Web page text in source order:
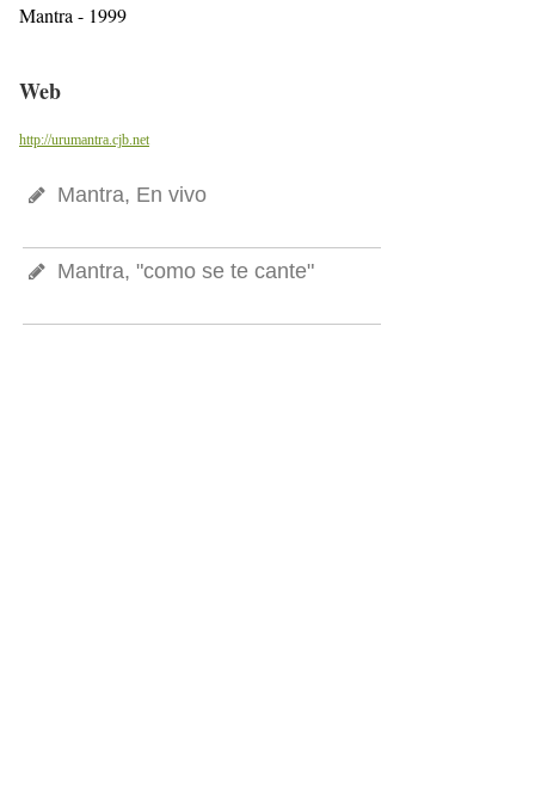
Mantra - 1999
Web
http://urumantra.cjb.net
Mantra, En vivo
Mantra, "como se te cante"